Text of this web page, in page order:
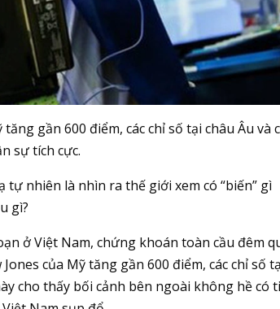
gần 600 điểm, các chỉ số tại châu Âu và
sự tích cực.
nhiên là nhìn ra thế giới xem có “biến” gì
gì?
ở Việt Nam, chứng khoán toàn cầu đêm
của Mỹ tăng gần 600 điểm, các chỉ số
cho thấy bối cảnh bên ngoài không hề có